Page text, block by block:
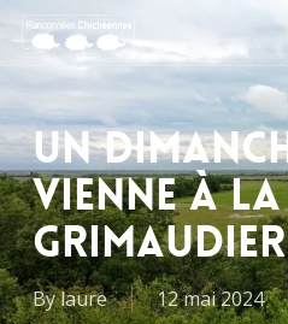
Skip
un
Vienne à LA
Bylaure 12 mai 2024